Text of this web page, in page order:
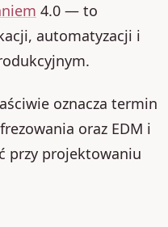
4.0 — to
automatyzacji i
oznacza termin
oraz EDM i
przy projektowaniu